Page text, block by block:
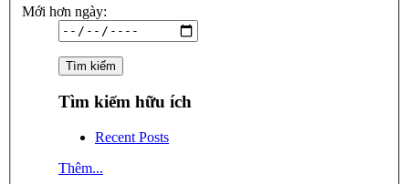
Mới hơn ngày:
Tìm kiếm hữu ích
Recent Posts
Thêm...